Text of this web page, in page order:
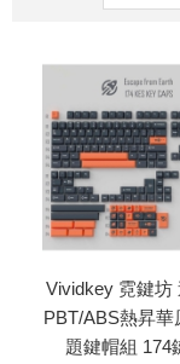
Vividkey 霓鍵坊
PBT/ABS熱昇華
題鍵帽組 174